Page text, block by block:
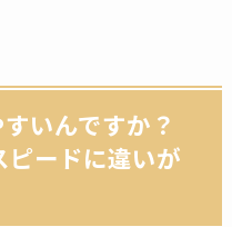
いんですか？
ピードに違いが